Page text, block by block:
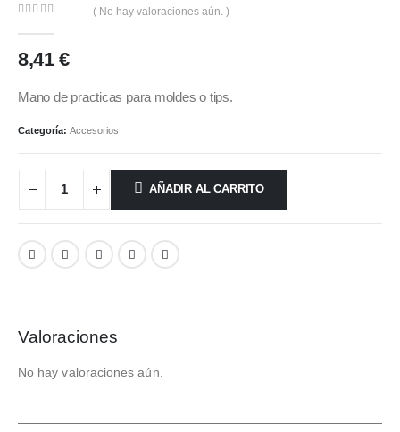
( No hay valoraciones aún. )
8,41 €
Mano de practicas para moldes o tips.
Categoría: Accesorios
AÑADIR AL CARRITO
Valoraciones
No hay valoraciones aún.